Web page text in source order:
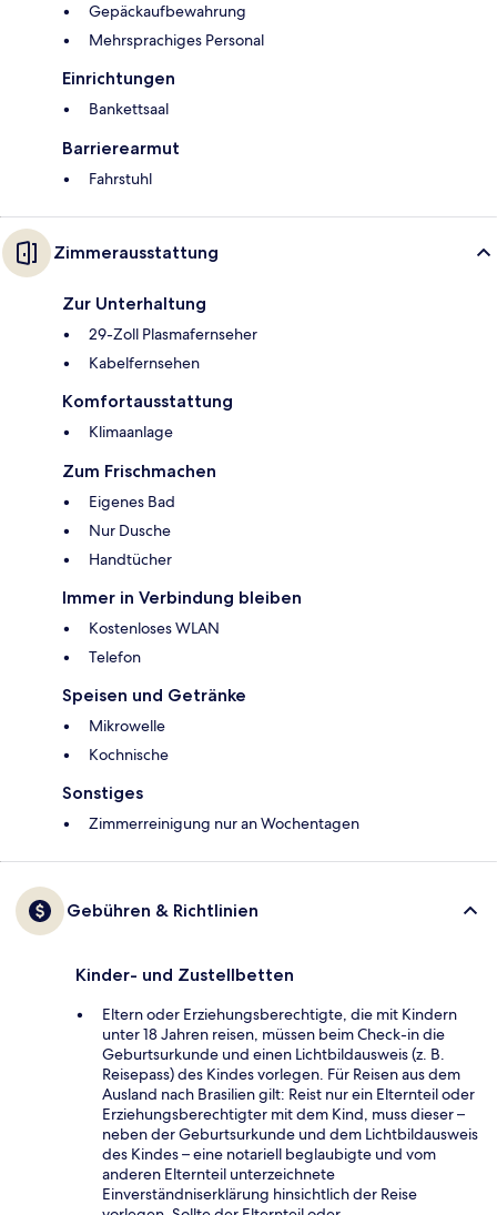
Gepäckaufbewahrung
Mehrsprachiges Personal
Einrichtungen
Bankettsaal
Barrierearmut
Fahrstuhl
Zimmerausstattung
Zur Unterhaltung
29-Zoll Plasmafernseher
Kabelfernsehen
Komfortausstattung
Klimaanlage
Zum Frischmachen
Eigenes Bad
Nur Dusche
Handtücher
Immer in Verbindung bleiben
Kostenloses WLAN
Telefon
Speisen und Getränke
Mikrowelle
Kochnische
Sonstiges
Zimmerreinigung nur an Wochentagen
Gebühren & Richtlinien
Kinder- und Zustellbetten
Eltern oder Erziehungsberechtigte, die mit Kindern
unter 18 Jahren reisen, müssen beim Check-in die
Geburtsurkunde und einen Lichtbildausweis (z. B.
Reisepass) des Kindes vorlegen. Für Reisen aus dem
Ausland nach Brasilien gilt: Reist nur ein Elternteil oder
Erziehungsberechtigter mit dem Kind, muss dieser –
neben der Geburtsurkunde und dem Lichtbildausweis
des Kindes – eine notariell beglaubigte und vom
anderen Elternteil unterzeichnete
Einverständniserklärung hinsichtlich der Reise